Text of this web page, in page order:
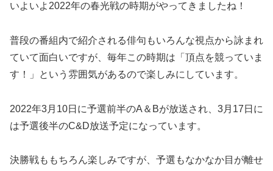
いよいよ2022年の春光戦の時期がやってきましたね！
普段の番組内で紹介される俳句もいろんな視点から詠まれ
ていて面白いですが、毎年この時期は「頂点を競っていま
す！」という雰囲気があるので楽しみにしています。
2022年3月10日に予選前半のA＆Bが放送され、3月17日に
は予選後半のC&D放送予定になっています。
決勝戦ももちろん楽しみですが、予選もなかなか目が離せ